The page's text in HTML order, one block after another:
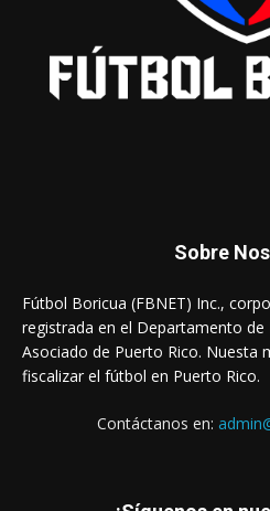
Sobre
Fútbol Boricua (FBNET) Inc.,
registrada en el Departamento de
Asociado de Puerto Rico. Nuesta
fiscalizar el fútbol en Puerto Rico.
Contáctanos en: